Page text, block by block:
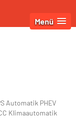
Menü
Automatik PHEV
Klimaautomatik